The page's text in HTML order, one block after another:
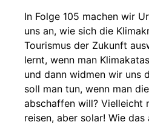
In Folge 105 machen wir
uns an, wie sich die
Tourismus der Zukunft
lernt, wenn man
und dann widmen wir uns
soll man tun, wenn man
abschaffen will? Vielleicht
reisen, aber solar! Wie das